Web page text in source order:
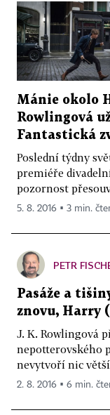
Mánie okolo
Rowlingová
Fantastická
Poslední týdny
premiéře
pozornost
5. 8. 2016 ▪ 3 min.
PETR
Pasáže a
znovu, Harry
J. K. Rowlingová
nepotterovského
nevytvoří nic
2. 8. 2016 ▪ 6 min.